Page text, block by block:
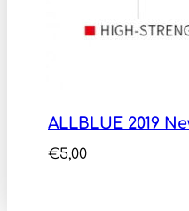
ALLBLUE 2019
€5,00